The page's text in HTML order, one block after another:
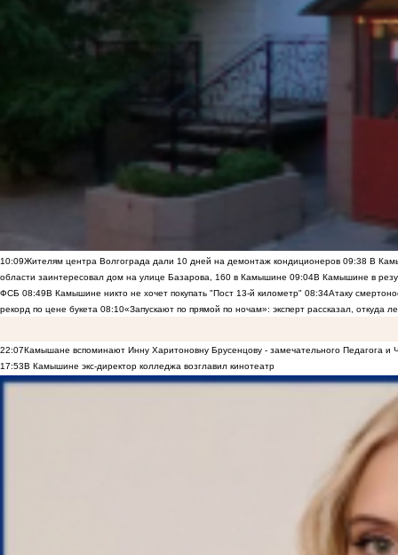
10:09Жителям центра Волгограда дали 10 дней на демонтаж кондиционеров 09:38 В
области заинтересовал дом на улице Базарова, 160 в Камышине 09:04В Камышине в
ФСБ 08:49В Камышине никто не хочет покупать "Пост 13-й километр" 08:34Атаку
рекорд по цене букета 08:10«Запускают по прямой по ночам»: эксперт рассказал, откуда
22:07Камышане вспоминают Инну Харитоновну Брусенцову - замечательного Педагога и
17:53В Камышине экс-директор колледжа возглавил кинотеатр